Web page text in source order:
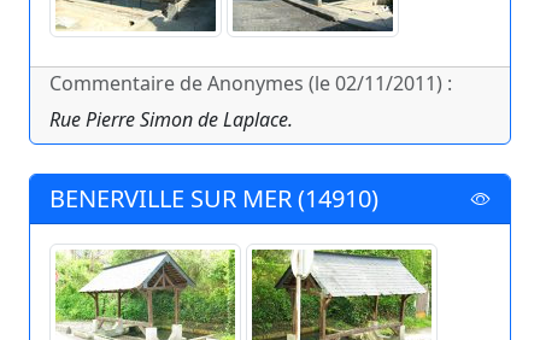
Commentaire de Anonymes (le 02/11/2011) :
Rue Pierre Simon de Laplace.
BENERVILLE SUR MER (14910)